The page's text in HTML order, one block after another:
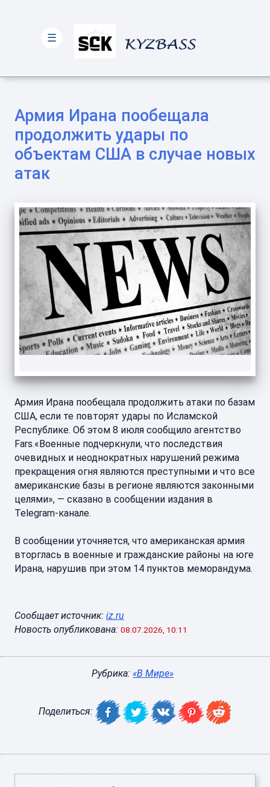
Армия Ирана пообещала
продолжить удары по
объектам США в случае новых
атак
Армия Ирана пообещала продолжить атаки по базам
США, если те повторят удары по Исламской
Республике. Об этом 8 июля сообщило агентство
Fars.«Военные подчеркнули, что последствия
очевидных и неоднократных нарушений режима
прекращения огня являются преступными и что все
американские базы в регионе являются законными
целями», — сказано в сообщении издания в
Telegram-канале.
В сообщении уточняется, что американская армия
вторглась в военные и гражданские районы на юге
Ирана, нарушив при этом 14 пунктов меморандума.
Сообщает источник: iz.ru
Новость опубликована: 08.07.2026, 10:11
Рубрика: «В Мире»
Поделиться:
☰